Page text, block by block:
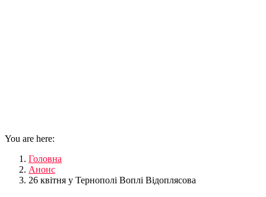
You are here:
Головна
Анонс
26 квітня у Тернополі Воплі Відоплясова